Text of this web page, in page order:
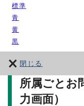
標準
青
黄
黒
閉じる
所属ごとお
力画面）